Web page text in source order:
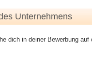
Unternehmens
dich in deiner Bewerbung auf